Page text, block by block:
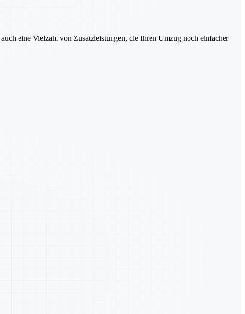
eine Vielzahl von Zusatzleistungen, die Ihren Umzug noch einfacher